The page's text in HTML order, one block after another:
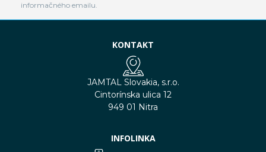
informačného emailu.
KONTAKT
JAMTAL Slovakia, s.r.o.
Cintorínska ulica 12
949 01 Nitra
INFOLINKA